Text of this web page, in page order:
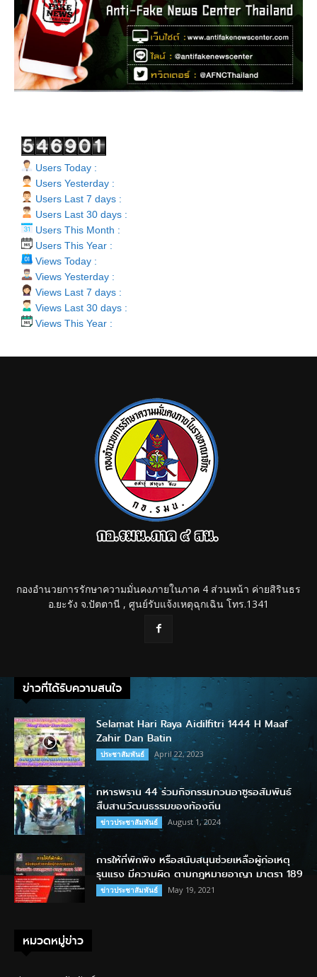
Users Today :
Users Yesterday :
Users Last 7 days :
Users Last 30 days :
Users This Month :
Users This Year :
Views Today :
Views Yesterday :
Views Last 7 days :
Views Last 30 days :
Views This Year :
กองอำนวยการรักษาความมั่นคงภายในภาค 4 ส่วนหน้า ค่ายสิรินธร
อ.ยะรัง จ.ปัตตานี , ศูนย์รับแจ้งเหตุฉุกเฉิน โทร.1341
ข่าวที่ได้รับความสนใจ
Selamat Hari Raya Aidilfitri 1444 H Maaf
Zahir Dan Batin
ประชาสัมพันธ์ April 22, 2023
ทหารพราน 44 ร่วมกิจกรรมกวนอาซูรอสัมพันธ์
สืบสานวัฒนธรรมของท้องถิ่น
ข่าวประชาสัมพันธ์ August 1, 2024
การให้ที่พักพิง หรือสนับสนุนช่วยเหลือผู้ก่อเหตุ
รุนแรง มีความผิด ตามกฎหมายอาญา มาตรา 189
ข่าวประชาสัมพันธ์ May 19, 2021
หมวดหมู่ข่าว